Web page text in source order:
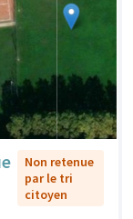
Non retenue
par le tri
citoyen